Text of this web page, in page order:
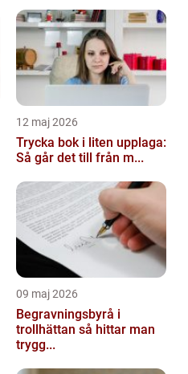
12 maj 2026
Trycka bok i liten upplaga:
Så går det till från m...
09 maj 2026
Begravningsbyrå i
trollhättan så hittar man
trygg...